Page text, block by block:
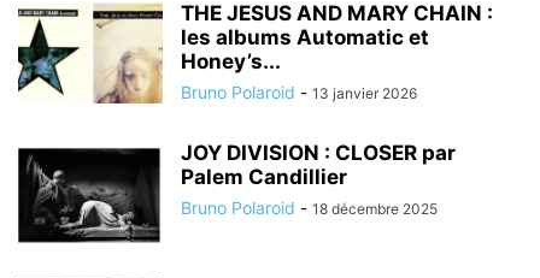
THE JESUS AND MARY CHAIN :
les albums Automatic et
Honey’s...
Bruno Polaroid - 13 janvier 2026
JOY DIVISION : CLOSER par
Palem Candillier
Bruno Polaroid - 18 décembre 2025